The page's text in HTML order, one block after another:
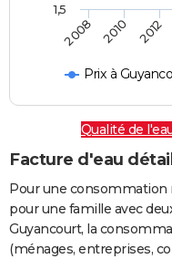
Prix à
2008 2010 2012
1,5
Qualité de
Facture d'eau
Pour une consommation
pour une famille avec
Guyancourt, la
(ménages, entreprises,